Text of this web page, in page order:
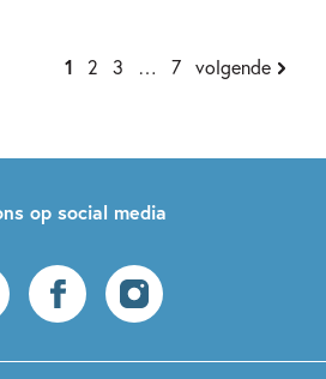
1 2 3 … 7 volgende
op social media